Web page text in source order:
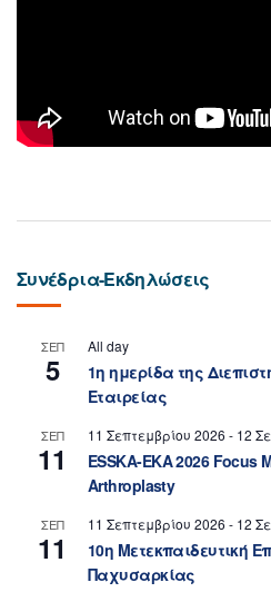
Συνέδρια-Εκδηλώσεις
ΣΕΠ
5
All day
1η ημερίδα της
Εταιρείας
ΣΕΠ
11
11 Σεπτεμβρίου 2026 - 12
ESSKA-EKA 2026 Focus
Arthroplasty
ΣΕΠ
11
11 Σεπτεμβρίου 2026 - 12
10η Μετεκπαιδευτική
Παχυσαρκίας